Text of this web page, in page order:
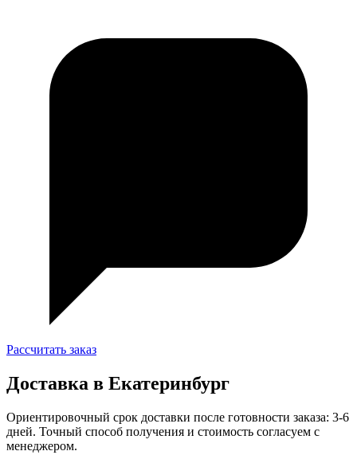
Рассчитать заказ
Доставка в Екатеринбург
Ориентировочный срок доставки после готовности заказа: 3-6
дней. Точный способ получения и стоимость согласуем с
менеджером.